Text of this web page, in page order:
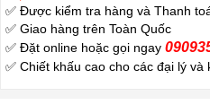
✅ Được kiểm tra hàng và Thanh
✅ Giao hàng trên Toàn Quốc
✅ Đặt online hoặc gọi ngay
✅ Chiết khấu cao cho các đại lý và